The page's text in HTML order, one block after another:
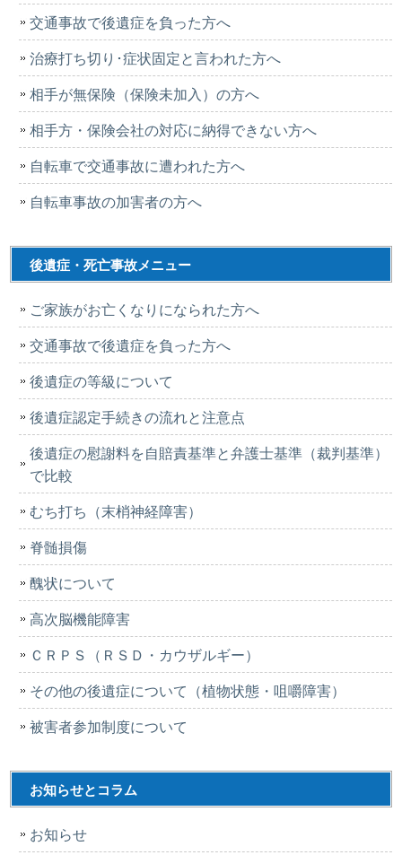
交通事故で後遺症を負った方へ
治療打ち切り･症状固定と言われた方へ
相手が無保険（保険未加入）の方へ
相手方・保険会社の対応に納得できない方へ
自転車で交通事故に遭われた方へ
自転車事故の加害者の方へ
後遺症・死亡事故メニュー
ご家族がお亡くなりになられた方へ
交通事故で後遺症を負った方へ
後遺症の等級について
後遺症認定手続きの流れと注意点
後遺症の慰謝料を自賠責基準と弁護士基準（裁判基準）
で比較
むち打ち（末梢神経障害）
脊髄損傷
醜状について
高次脳機能障害
ＣＲＰＳ（ＲＳＤ・カウザルギー）
その他の後遺症について（植物状態・咀嚼障害）
被害者参加制度について
お知らせとコラム
お知らせ